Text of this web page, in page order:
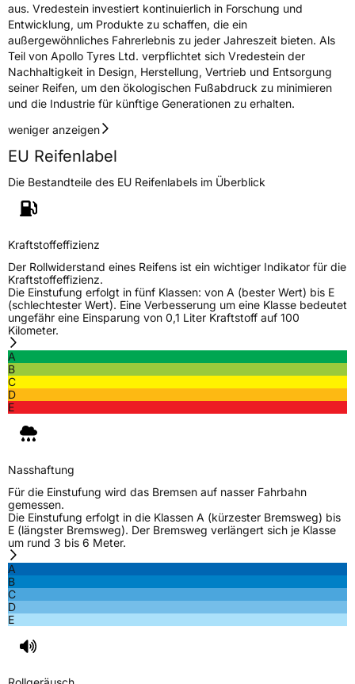
aus. Vredestein investiert kontinuierlich in Forschung und
Entwicklung, um Produkte zu schaffen, die ein
außergewöhnliches Fahrerlebnis zu jeder Jahreszeit bieten. Als
Teil von Apollo Tyres Ltd. verpflichtet sich Vredestein der
Nachhaltigkeit in Design, Herstellung, Vertrieb und Entsorgung
seiner Reifen, um den ökologischen Fußabdruck zu minimieren
und die Industrie für künftige Generationen zu erhalten.
weniger anzeigen
EU Reifenlabel
Die Bestandteile des EU Reifenlabels im Überblick
Kraftstoffeffizienz
Der Rollwiderstand eines Reifens ist ein wichtiger Indikator für die
Kraftstoffeffizienz.
Die Einstufung erfolgt in fünf Klassen: von A (bester Wert) bis E
(schlechtester Wert). Eine Verbesserung um eine Klasse bedeutet
ungefähr eine Einsparung von 0,1 Liter Kraftstoff auf 100
Kilometer.
A
B
C
D
E
Nasshaftung
Für die Einstufung wird das Bremsen auf nasser Fahrbahn
gemessen.
Die Einstufung erfolgt in die Klassen A (kürzester Bremsweg) bis
E (längster Bremsweg). Der Bremsweg verlängert sich je Klasse
um rund 3 bis 6 Meter.
A
B
C
D
E